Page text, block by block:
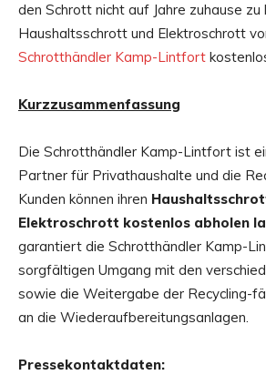
den Schrott nicht auf Jahre zuhause zu
Haushaltsschrott und Elektroschrott
Schrotthändler Kamp-Lintfort
Kurzzusammenfassung
Die Schrotthändler Kamp-Lintfort ist
Partner für Privathaushalte und die
Kunden können ihren
Elektroschrott kostenlos abholen
garantiert die Schrotthändler Kamp-
sorgfältigen Umgang mit den
sowie die Weitergabe der Recycling-
an die Wiederaufbereitungsanlagen.
Pressekontaktdaten: